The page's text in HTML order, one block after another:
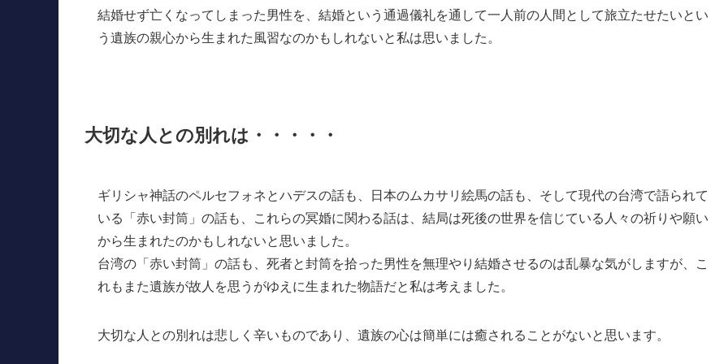
結婚せず亡くなってしまった男性を、結婚という通過儀礼を通して一人前の人間として旅立たせたいとい
う遺族の親心から生まれた風習なのかもしれないと私は思いました。
大切な人との別れは・・・・・
ギリシャ神話のペルセフォネとハデスの話も、日本のムカサリ絵馬の話も、そして現代の台湾で語られて
いる「赤い封筒」の話も、これらの冥婚に関わる話は、結局は死後の世界を信じている人々の祈りや願い
から生まれたのかもしれないと思いました。
台湾の「赤い封筒」の話も、死者と封筒を拾った男性を無理やり結婚させるのは乱暴な気がしますが、こ
れもまた遺族が故人を思うがゆえに生まれた物語だと私は考えました。
大切な人との別れは悲しく辛いものであり、遺族の心は簡単には癒されることがないと思います。